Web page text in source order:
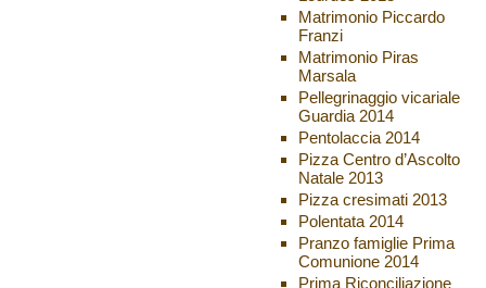
Matrimonio Piccardo
Franzi
Matrimonio Piras
Marsala
Pellegrinaggio vicariale
Guardia 2014
Pentolaccia 2014
Pizza Centro d’Ascolto
Natale 2013
Pizza cresimati 2013
Polentata 2014
Pranzo famiglie Prima
Comunione 2014
Prima Riconciliazione